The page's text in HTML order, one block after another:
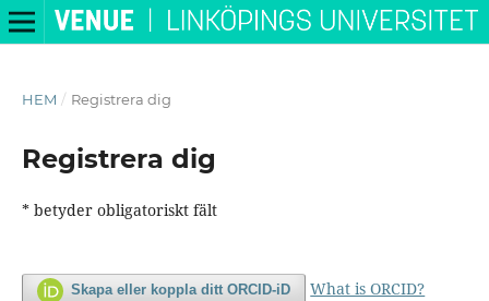
HEM / Registrera dig
Registrera dig
* betyder obligatoriskt fält
Skapa eller koppla ditt ORCID-iD What is ORCID?